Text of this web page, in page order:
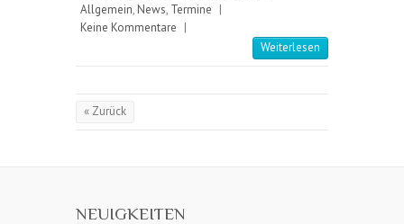
Allgemein, News, Termine |
Keine Kommentare |
Weiterlesen
« Zurück
NEUIGKEITEN